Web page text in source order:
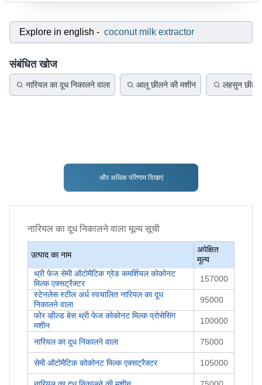
Explore in english - coconut milk extractor
संबंधित खोज
नारियल का दूध निकालने वाला आलू छीलने की मशीन लहसुन छीलने
और अधिक परिणाम दिखाएं
नारियल का दूध निकालने वाला मूल्य सूची
उत्पाद का नाम
अपेक्षित
मूल्य
थ्री फेज सेमी ऑटोमैटिक ग्रेड कमर्शियल कोकोनट
मिल्क एक्सट्रैक्टर
157000
स्टेनलेस स्टील अर्ध स्वचालित नारियल का दूध
निकालने वाला
95000
फोर व्हील्ड बेस थ्री फेज कोकोनट मिल्क प्रोसेसिंग
मशीन
100000
नारियल का दूध निकालने वाला 75000
सेमी ऑटोमैटिक कोकोनट मिल्क एक्सट्रैक्टर 105000